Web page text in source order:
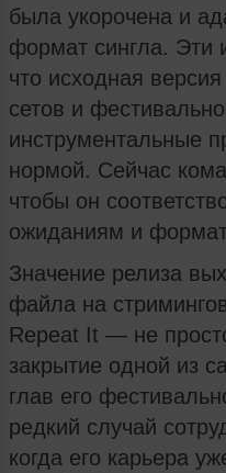
была укорочена и
формат сингла. Эти
что исходная
сетов и
инструментальные
нормой. Сейчас
чтобы он
ожиданиям и
Значение релиза
файла на
Repeat It — не
закрытие одной из
глав его
редкий случай
когда его карьера